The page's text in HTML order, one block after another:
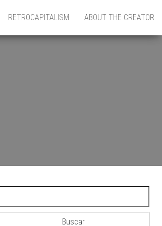
RETROCAPITALISM ABOUT THE CREATOR